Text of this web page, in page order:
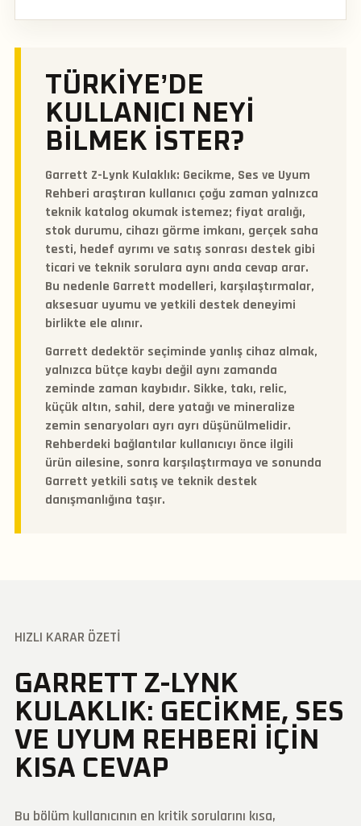
TÜRKIYE’DE
KULLANICI NEYI
BILMEK ISTER?
Garrett Z-Lynk Kulaklık: Gecikme, Ses ve Uyum
Rehberi araştıran kullanıcı çoğu zaman yalnızca
teknik katalog okumak istemez; fiyat aralığı,
stok durumu, cihazı görme imkanı, gerçek saha
testi, hedef ayrımı ve satış sonrası destek gibi
ticari ve teknik sorulara aynı anda cevap arar.
Bu nedenle Garrett modelleri, karşılaştırmalar,
aksesuar uyumu ve yetkili destek deneyimi
birlikte ele alınır.
Garrett dedektör seçiminde yanlış cihaz almak,
yalnızca bütçe kaybı değil aynı zamanda
zeminde zaman kaybıdır. Sikke, takı, relic,
küçük altın, sahil, dere yatağı ve mineralize
zemin senaryoları ayrı ayrı düşünülmelidir.
Rehberdeki bağlantılar kullanıcıyı önce ilgili
ürün ailesine, sonra karşılaştırmaya ve sonunda
Garrett yetkili satış ve teknik destek
danışmanlığına taşır.
HIZLI KARAR ÖZETI
GARRETT Z-LYNK
KULAKLIK: GECIKME, SES
VE UYUM REHBERI IÇIN
KISA CEVAP
Bu bölüm kullanıcının en kritik sorularını kısa,